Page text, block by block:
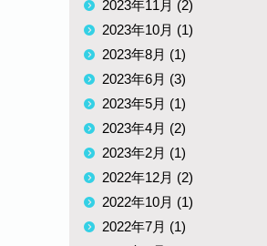
2023年11月 (2)
2023年10月 (1)
2023年8月 (1)
2023年6月 (3)
2023年5月 (1)
2023年4月 (2)
2023年2月 (1)
2022年12月 (2)
2022年10月 (1)
2022年7月 (1)